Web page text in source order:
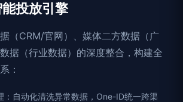
投放引擎
（CRM/官网）、媒体二方数据（广
据（行业数据）的深度整合，构建全
：
：自动化清洗异常数据，One-ID统一跨渠